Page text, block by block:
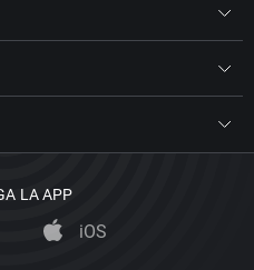
LA APP
iOS